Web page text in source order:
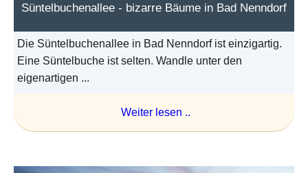
Süntelbuchenallee - bizarre Bäume in Bad Nenndorf
Die Süntelbuchenallee in Bad Nenndorf ist einzigartig.
Eine Süntelbuche ist selten. Wandle unter den
eigenartigen ...
Weiter lesen ..